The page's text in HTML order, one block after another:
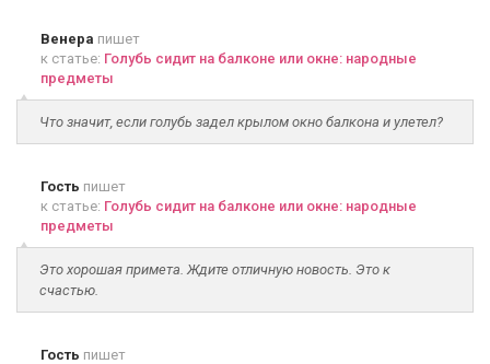
Венера пишет
к статье: Голубь сидит на балконе или окне: народные
предметы
Что значит, если голубь задел крылом окно балкона и улетел?
Гость пишет
к статье: Голубь сидит на балконе или окне: народные
предметы
Это хорошая примета. Ждите отличную новость. Это к
счастью.
Гость пишет